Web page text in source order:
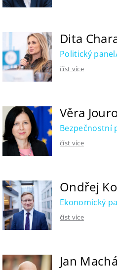
Dita
Politický
číst více
Věra
Bezpečnostní
číst více
Ondřej
Ekonomický
číst více
Jan